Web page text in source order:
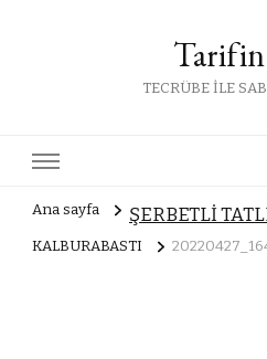
Tarifin
TECRÜBE İLE
Ana sayfa ŞERBETLİ
KALBURABASTI